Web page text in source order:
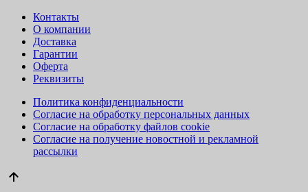
Контакты
О компании
Доставка
Гарантии
Оферта
Реквизиты
Политика конфиденциальности
Согласие на обработку персональных данных
Согласие на обработку файлов cookie
Согласие на получение новостной и рекламной
рассылки